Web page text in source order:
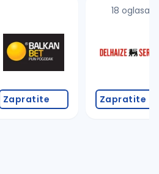
Zapratite
18 oglasa
Zapratite